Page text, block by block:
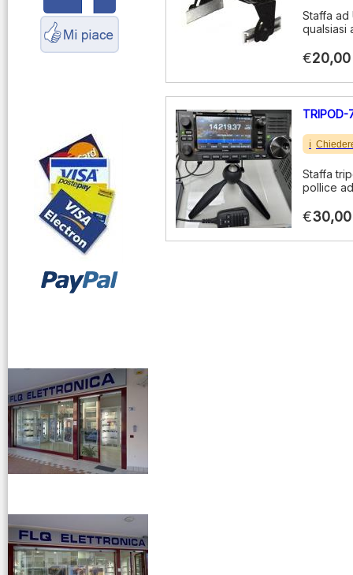
Staffa ad
qualsiasi
€20,00
TRIPOD-
Staffa
pollice
€30,00